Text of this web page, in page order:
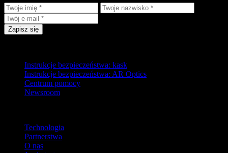
Zapisz się
Instrukcje bezpieczeństwa: kask
Instrukcje bezpieczeństwa: AR Optics
Centrum pomocy
Newsroom
Technologia
Partnerstwa
O nas